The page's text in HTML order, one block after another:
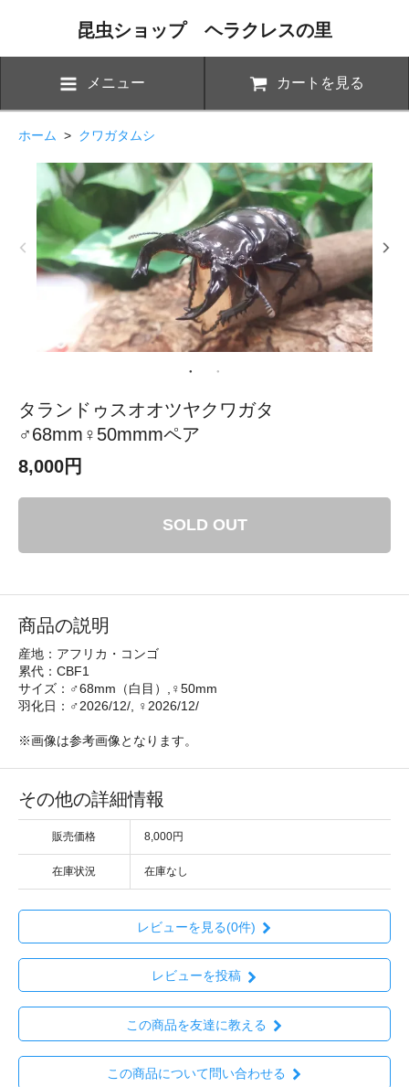
昆虫ショップ ヘラクレスの里
メニュー カートを見る
ホーム > クワガタムシ
タランドゥスオオツヤクワガタ
♂68mm♀50mmmペア
8,000円
SOLD OUT
商品の説明
産地：アフリカ・コンゴ
累代：CBF1
サイズ：♂68mm（白目）,♀50mm
羽化日：♂2026/12/, ♀2026/12/
※画像は参考画像となります。
その他の詳細情報
販売価格 8,000円
在庫状況 在庫なし
レビューを見る(0件)
レビューを投稿
この商品を友達に教える
この商品について問い合わせる